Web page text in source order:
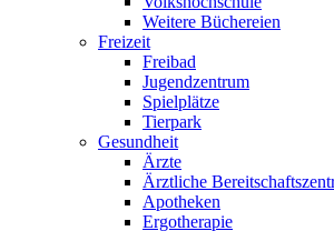
Weitere Büchereien
Freizeit
Freibad
Jugendzentrum
Spielplätze
Tierpark
Gesundheit
Ärzte
Ärztliche
Apotheken
Ergotherapie